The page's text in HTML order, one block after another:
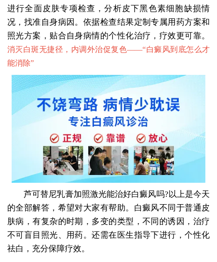
进行全面皮肤专项检查，分析皮下黑色素细胞缺损情
况，找准自身病因。依据检查结果定制专属用药方案和
照光方案，贴合自身病情的个性化治疗，疗效更可靠。
消灭白斑无捷径，内调外治促复色——“白癜风到底怎么才
能消除”
芦可替尼乳膏加照激光能治好白癜风吗?以上是今天
的全部解答，希望对大家有帮助。白癜风不同于普通皮
肤病，有复杂的时期，多变的类型，不同的诱因，治疗
不可盲目照光、用药。还需在医生指导下进行，个性化
祛白，充分保障疗效。